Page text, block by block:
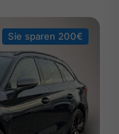
Sie sparen 200€